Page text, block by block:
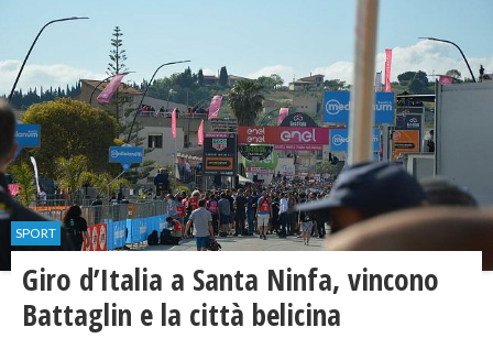
SPORT
Giro d’Italia a Santa Ninfa, vincono
Battaglin e la città belicina